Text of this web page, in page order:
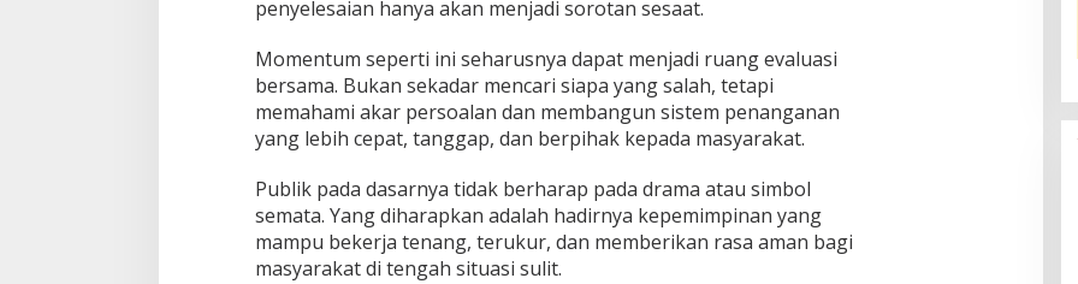
penyelesaian hanya akan menjadi sorotan sesaat.
Momentum seperti ini seharusnya dapat menjadi ruang evaluasi
bersama. Bukan sekadar mencari siapa yang salah, tetapi
memahami akar persoalan dan membangun sistem penanganan
yang lebih cepat, tanggap, dan berpihak kepada masyarakat.
Publik pada dasarnya tidak berharap pada drama atau simbol
semata. Yang diharapkan adalah hadirnya kepemimpinan yang
mampu bekerja tenang, terukur, dan memberikan rasa aman bagi
masyarakat di tengah situasi sulit.